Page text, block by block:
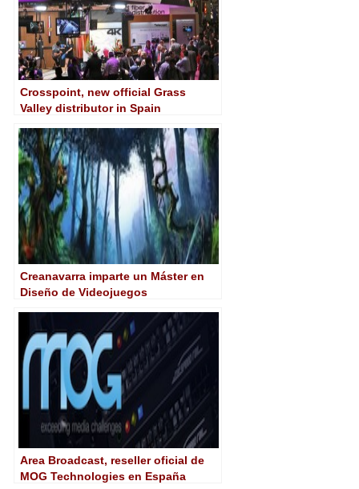
Crosspoint, new official Grass
Valley distributor in Spain
Creanavarra imparte un Máster en
Diseño de Videojuegos
Area Broadcast, reseller oficial de
MOG Technologies en España